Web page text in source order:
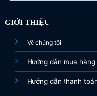
GIỚI THIỆU
Về chúng tôi
Hướng dẫn mua hàng
Hướng dẫn thanh toán